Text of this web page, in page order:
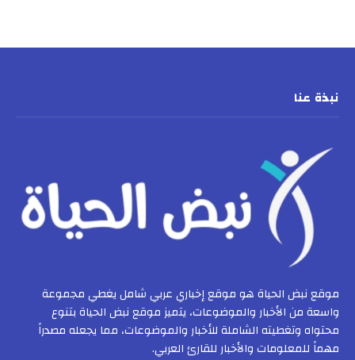
نبذة عنا
موقع نبض الحياة هو موقع إخباري عربي شامل يغطي مجموعة
واسعة من الأخبار والموضوعات، يتميز موقع نبض الحياة بتنوع
محتواه وتغطيته الشاملة للأخبار والموضوعات، مما يجعله مصدراً
مهماً للمعلومات والأخبار للقارئ العربي.